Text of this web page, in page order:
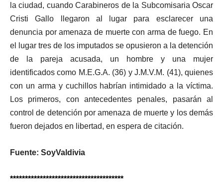
la ciudad, cuando Carabineros de la Subcomisaria Oscar
Cristi Gallo llegaron al lugar para esclarecer una
denuncia por amenaza de muerte con arma de fuego. En
el lugar tres de los imputados se opusieron a la detención
de la pareja acusada, un hombre y una mujer
identificados como M.E.G.A. (36) y J.M.V.M. (41), quienes
con un arma y cuchillos habrían intimidado a la víctima.
Los primeros, con antecedentes penales, pasarán al
control de detención por amenaza de muerte y los demás
fueron dejados en libertad, en espera de citación.
Fuente: SoyValdivia
**************************************